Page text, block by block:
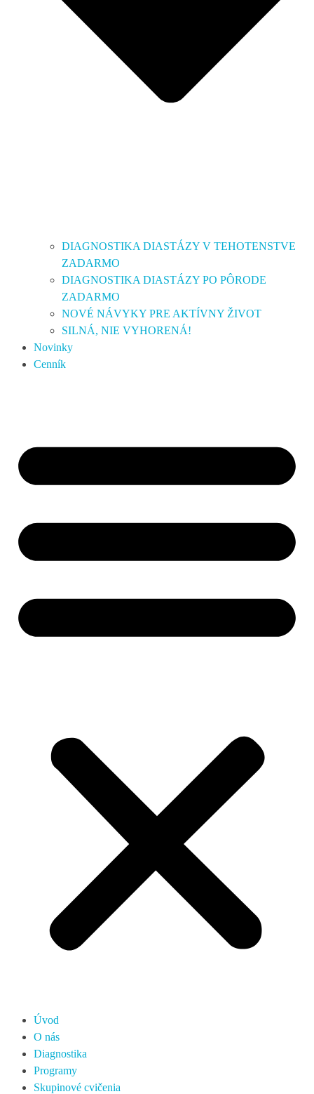
DIAGNOSTIKA DIASTÁZY V TEHOTENSTVE
ZADARMO
DIAGNOSTIKA DIASTÁZY PO PÔRODE
ZADARMO
NOVÉ NÁVYKY PRE AKTÍVNY ŽIVOT
SILNÁ, NIE VYHORENÁ!
Novinky
Cenník
Úvod
O nás
Diagnostika
Programy
Skupinové cvičenia